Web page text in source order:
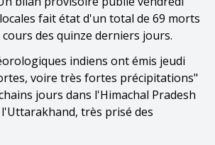
fait état d'un total de 69 morts
des quinze derniers jours.
indiens ont émis jeudi
voire très fortes précipitations"
jours dans l'Himachal Pradesh
très prisé des